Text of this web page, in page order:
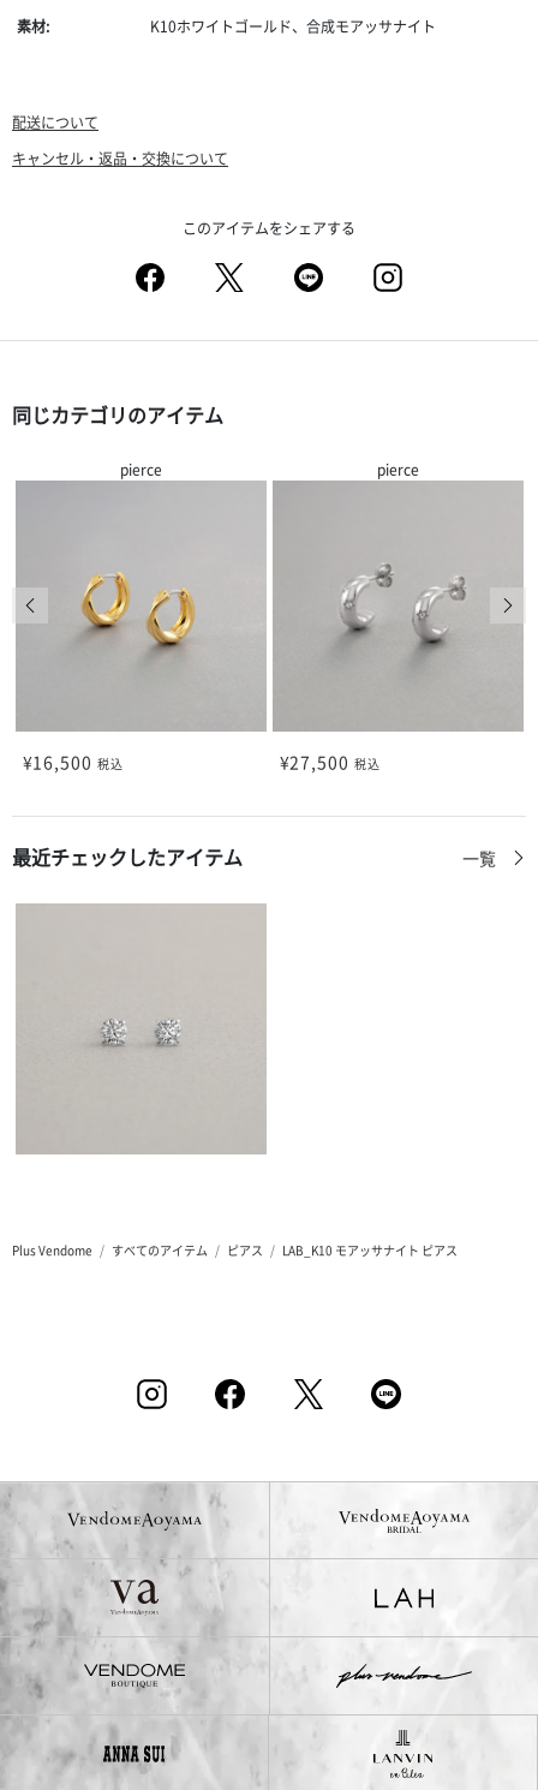
素材: K10ホワイトゴールド、合成モアッサナイト
配送について
キャンセル・返品・交換について
このアイテムをシェアする
同じカテゴリのアイテム
pierce
¥16,500税込
pierce
¥27,500税込
前の画像 次
最近チェックしたアイテム 一覧
Plus Vendome すべてのアイテム ピアス LAB_K10 モアッサナイト ピアス